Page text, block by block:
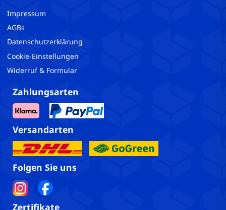
Impressum
AGBs
Datenschutzerklärung
Cookie-Einstellungen
Widerruf & Formular
Zahlungsarten
Versandarten
Folgen Sie uns
Zertifikate